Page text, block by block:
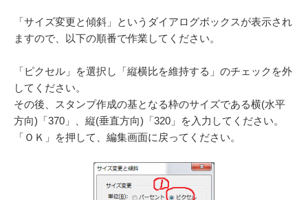
「サイズ変更と傾斜」というダイアログボックスが表示され
ますので、以下の順番で作業してください。
「ピクセル」を選択し「縦横比を維持する」のチェックを外
してください。
その後、スタンプ作成の基となる枠のサイズである横(水平
方向)「370」、縦(垂直方向)「320」を入力してください。
「ＯＫ」を押して、編集画面に戻ってください。